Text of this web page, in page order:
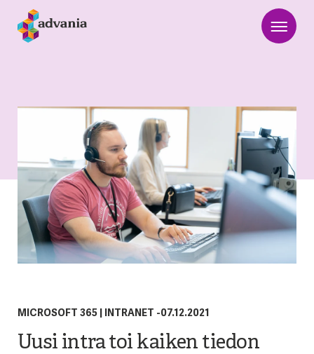
MICROSOFT 365| INTRANET -07.12.2021
Uusi intra toi kaiken tiedon